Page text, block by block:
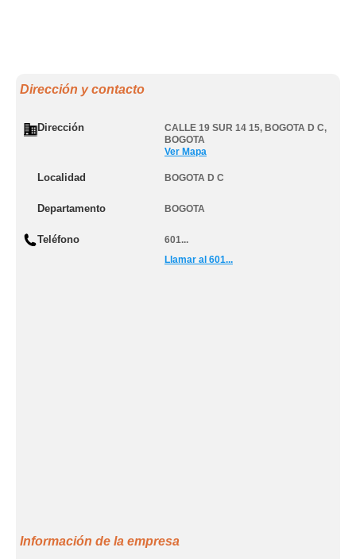
Dirección y contacto
Dirección CALLE 19 SUR 14 15, BOGOTA D C,
BOGOTA
Ver Mapa
Localidad BOGOTA D C
Departamento BOGOTA
Teléfono
601...
Llamar al 601...
Información de la empresa